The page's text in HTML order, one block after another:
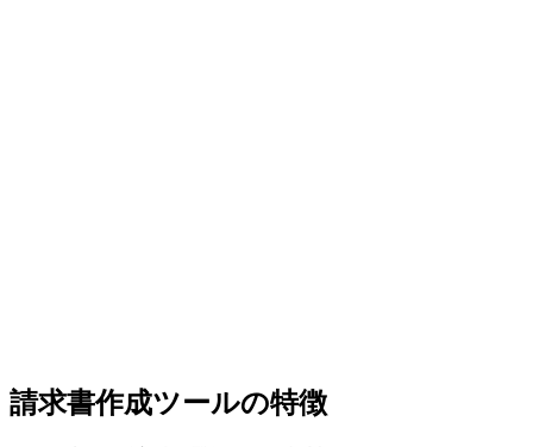
請求書作成ツールの特徴